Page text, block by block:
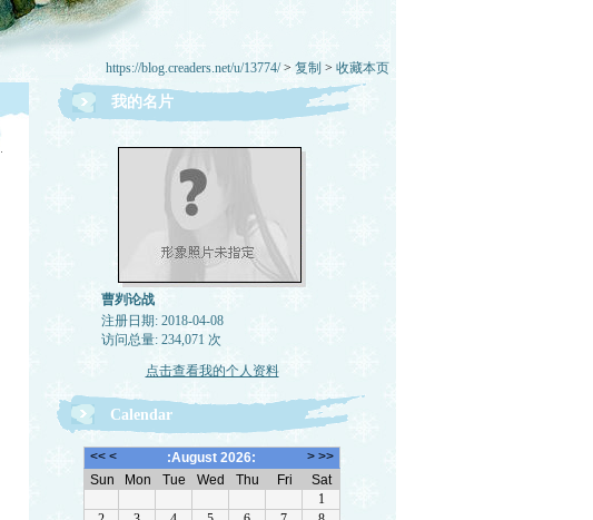
https://blog.creaders.net/u/13774/> 复制 > 收藏本页
我的名片
曹刿论战
注册日期: 2018-04-08
访问总量: 234,071 次
点击查看我的个人资料
Calendar